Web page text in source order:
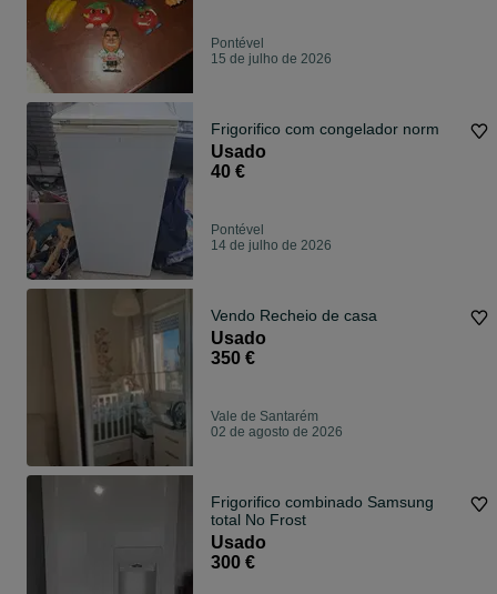
Pontével
15 de julho de 2026
Frigorifico com congelador norm
Usado
40 €
Pontével
14 de julho de 2026
Vendo Recheio de casa
Usado
350 €
Vale de Santarém
02 de agosto de 2026
Frigorifico combinado Samsung
total No Frost
Usado
300 €